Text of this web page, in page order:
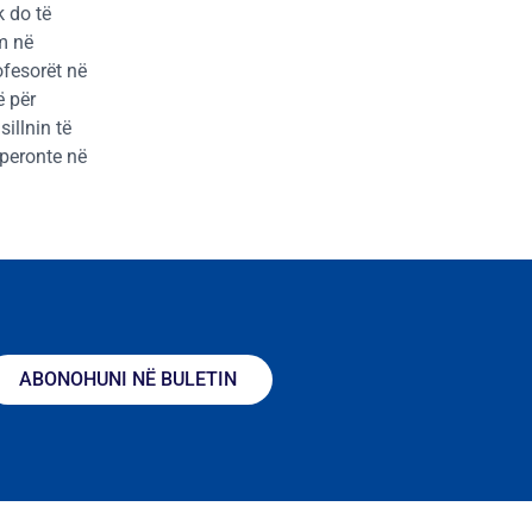
do të
në
në
për
të
në
ABONOHUNI NË BULETIN